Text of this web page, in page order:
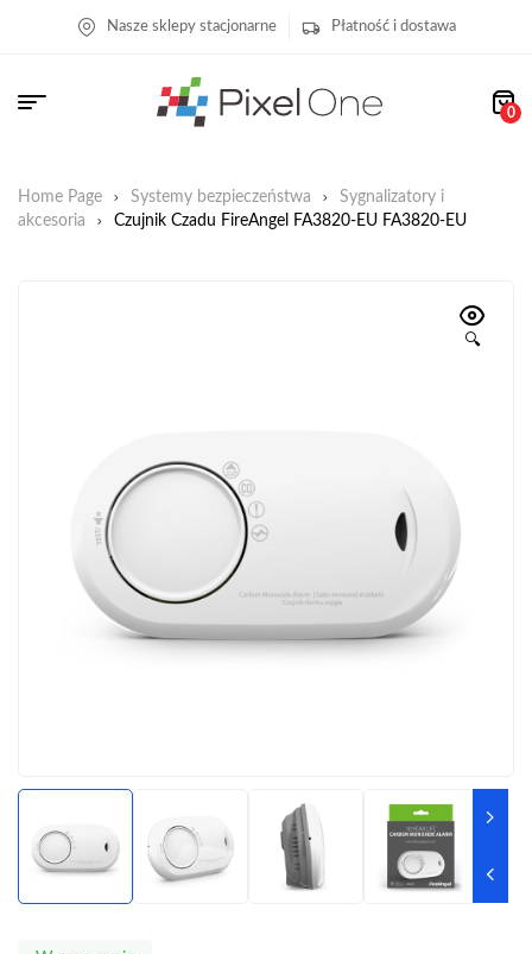
Nasze sklepy stacjonarne Płatność i dostawa
0
Home Page Systemy bezpieczeństwa
Sygnalizatory i
akcesoria
Czujnik Czadu FireAngel FA3820-EU FA3820-EU
🔍